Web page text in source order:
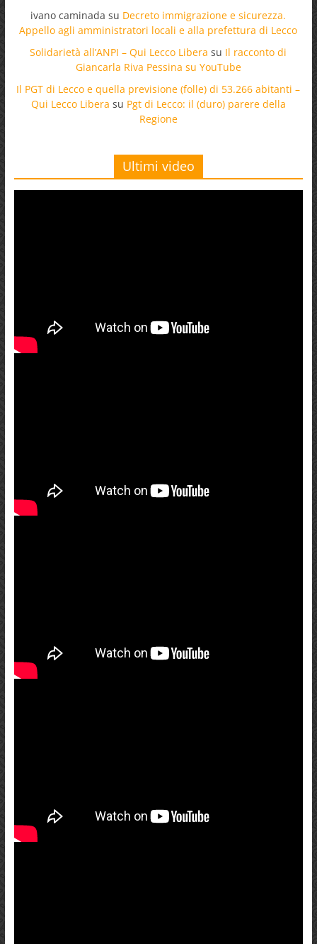
ivano caminada su Decreto immigrazione e sicurezza.
Appello agli amministratori locali e alla prefettura di Lecco
Solidarietà all’ANPI – Qui Lecco Libera su Il racconto di
Giancarla Riva Pessina su YouTube
Il PGT di Lecco e quella previsione (folle) di 53.266 abitanti –
Qui Lecco Libera su Pgt di Lecco: il (duro) parere della
Regione
Ultimi video